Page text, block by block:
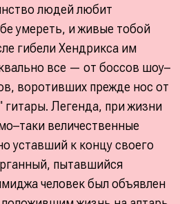
людей любит
умереть, и живые тобой
гибели Хендрикса им
все — от боссов шоу–
воротивших прежде нос от
Легенда, при жизни
величественные
уставший к концу своего
пытавшийся
человек был объявлен